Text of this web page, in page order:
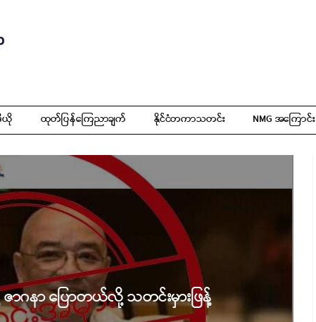
ယို ထုတ်ပြန်ကြေညာချက် နိုင်ငံတကာသတင်း NMG အကြောင်း
ာဂနာ ပြောတယ်လို့ သတင်းမှားဖြန့်